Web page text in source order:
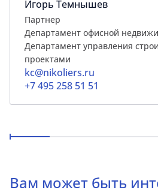
Игорь Темнышев
Партнер
Департамент офисной
Департамент управления
проектами
kc@nikoliers.ru
+7 495 258 51 51
Вам может быть